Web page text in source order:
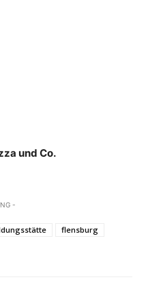
und Co.
-
flensburg